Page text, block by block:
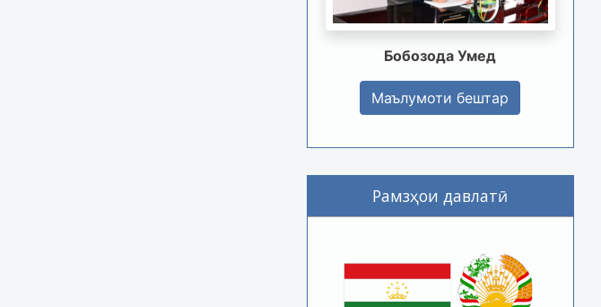
Бобозода Умед
Маълумоти бештар
Рамзҳои давлатӣ